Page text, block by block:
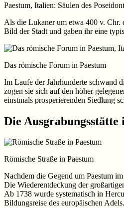
Paestum, Italien: Säulen des
Als die Lukaner um etwa 400 v. Chr.
Bild der Stadt und gaben ihr eine
Das römische Forum in Paestum
Im Laufe der Jahrhunderte schwand
zogen sie sich auf den höher
einstmals prosperierenden Siedlung
Die Ausgrabungsstätte
Römische Straße in Paestum
Nachdem die Gegend um Paestum
Die Wiederentdeckung der
Ab 1738 wurde systematisch in
Bildungsreise des europäischen